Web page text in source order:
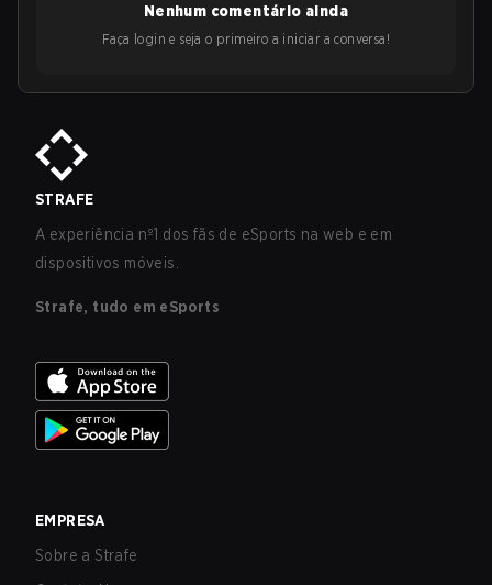
Nenhum comentário ainda
Faça login e seja o primeiro a iniciar a conversa!
STRAFE
A experiência nº1 dos fãs de eSports na web e em
dispositivos móveis.
Strafe, tudo em eSports
EMPRESA
Sobre a Strafe